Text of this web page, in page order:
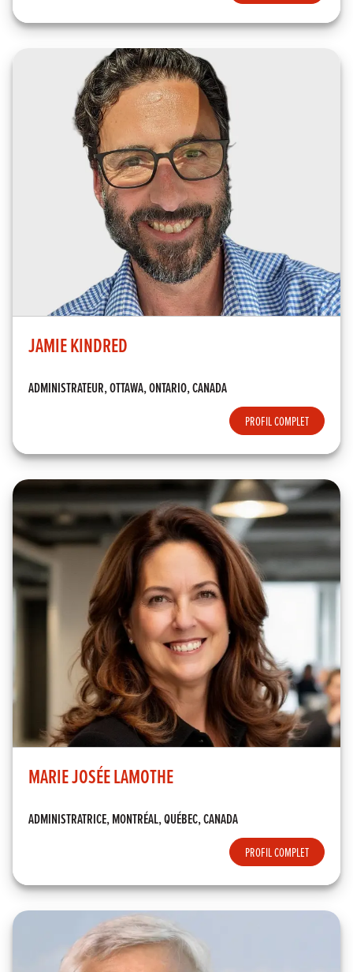
JAMIE KINDRED
ADMINISTRATEUR, OTTAWA, ONTARIO, CANADA
PROFIL COMPLET
MARIE JOSÉE LAMOTHE
ADMINISTRATRICE, MONTRÉAL, QUÉBEC, CANADA
PROFIL COMPLET